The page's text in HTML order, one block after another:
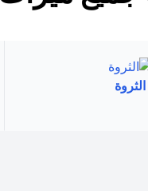
الثروة